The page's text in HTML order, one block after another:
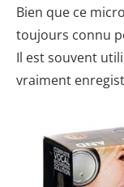
Bien que ce
toujours connu
Il est souvent
vraiment